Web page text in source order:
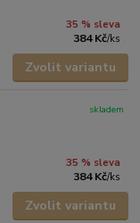
35 % sleva
384 Kč/ks
Zvolit variantu
35 % sleva
384 Kč/ks
skladem
Zvolit variantu